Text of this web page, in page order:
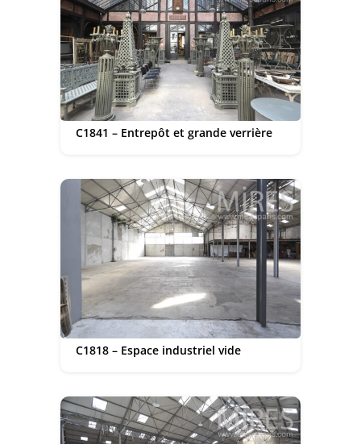
C1841 – Entrepôt et grande verrière
C1818 – Espace industriel vide